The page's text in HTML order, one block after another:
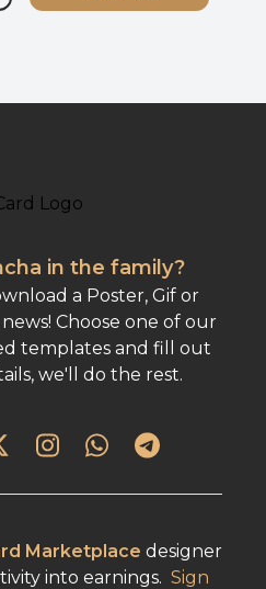
in the family?
a Poster, Gif or
Choose one of our
templates and fill out
we'll do the rest.
Marketplace designer
into earnings. Sign